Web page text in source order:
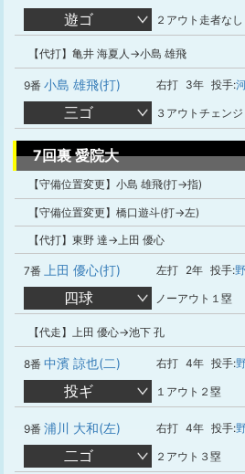
遊ゴ ２アウト走者なし
【代打】亀井 海夏人→小島 雄飛
9番 小島 雄飛(打) 右打 3年 投手:
三ゴ ３アウトチェンジ
7回裏 愛院大
【守備位置変更】小島 雄飛(打→指)
【守備位置変更】橋口遊斗(打→左)
【代打】東野 達→上田 優心
7番 上田 優心(打) 左打 2年 投手:
四球 ノーアウト１塁
【代走】上田 優心→池下 孔
8番 中濱 諒也(二) 右打 4年 投手:
投ギ １アウト２塁
9番 浦川 大和(左) 右打 4年 投手:
二ゴ ２アウト３塁